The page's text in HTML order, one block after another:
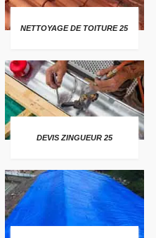
NETTOYAGE DE TOITURE 25
DEVIS ZINGUEUR 25